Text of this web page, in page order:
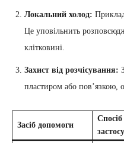
Локальний холод:
Це уповільнить
клітковині.
Захист від розчісування:
пластиром або пов’язкою,
Засіб допомоги
Спосіб